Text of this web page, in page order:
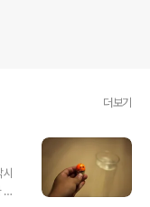
더보기